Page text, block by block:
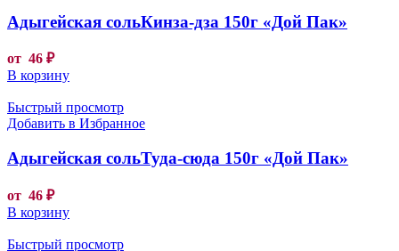
Адыгейская сольКинза-дза 150г «Дой Пак»
от 46 ₽
В корзину
Быстрый просмотр
Добавить в Избранное
Адыгейская сольТуда-сюда 150г «Дой Пак»
от 46 ₽
В корзину
Быстрый просмотр